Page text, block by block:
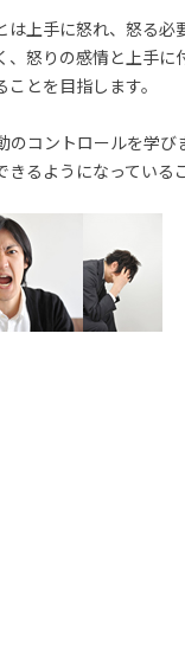
上手に怒れ、怒る必
怒りの感情と上手に
とを目指します。
コントロールを学び
るようになっている